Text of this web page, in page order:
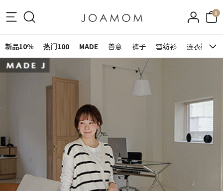
0
新品10% 热门100 MADE 善意 裤子 雪纺衫 连衣裙&裙